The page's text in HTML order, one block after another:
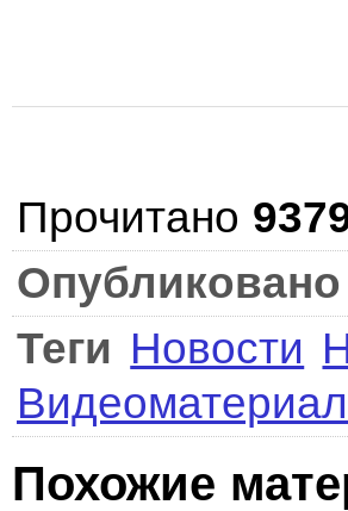
Прочитано
Опубликовано
Теги Новости
Похожие